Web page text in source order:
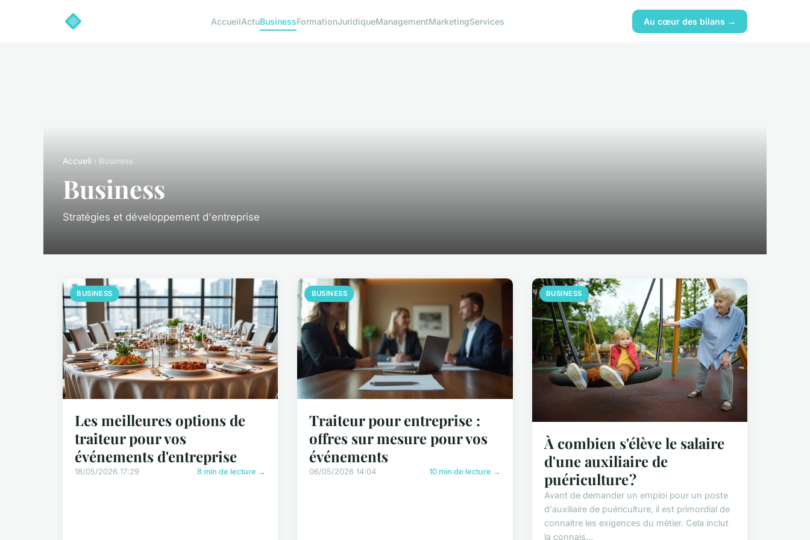
AccueilActuBusinessFormationJuridiqueManagementMarketingServices Au cœur des bilans →
Accueil › Business
Business
Stratégies et développement d'entreprise
BUSINESS
Les meilleures options de
traiteur pour vos
événements d'entreprise
18/05/2026 17:29 8 min de lecture →
BUSINESS
Traiteur pour entreprise :
offres sur mesure pour vos
événements
06/05/2026 14:04 10 min de lecture →
BUSINESS
À combien s'élève le salaire
d'une auxiliaire de
puériculture ?
Avant de demander un emploi pour un poste
d'auxiliaire de puériculture, il est primordial de
connaitre les exigences du métier. Cela inclut
la connais...